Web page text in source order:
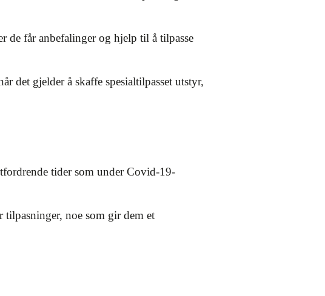
de får anbefalinger og hjelp til å tilpasse
det gjelder å skaffe spesialtilpasset utstyr,
tider som under Covid-19-
noe som gir dem et